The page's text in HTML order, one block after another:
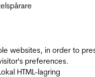
websites, in order to
preferences.
HTML-lagring